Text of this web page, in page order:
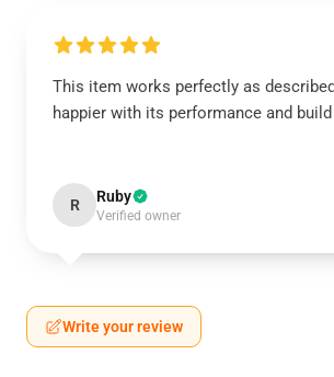
This item works perfectly as
happier with its performance and
R Ruby
Verified owner
Write your review